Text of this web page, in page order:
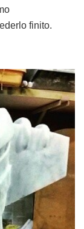
finito.